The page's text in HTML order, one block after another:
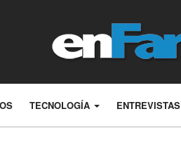
TECNOLOGÍA ENTREVISTAS